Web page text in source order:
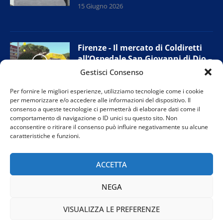
Gestisci Consenso
Per fornire le migliori esperienze, utilizziamo tecnologie come i cookie
per memorizzare e/o accedere alle informazioni del dispositivo. Il
consenso a queste tecnologie ci permetterà di elaborare dati come il
comportamento di navigazione o ID unici su questo sito. Non
acconsentire o ritirare il consenso può influire negativamente su alcune
caratteristiche e funzioni.
ACCETTA
NEGA
VISUALIZZA LE PREFERENZE
15 Giugno 2026
Firenze - Il mercato di Coldiretti
all’Ospedale San Giovanni di Dio –
Torregalli
Firenze - Cantieri tramvia: le
proposte di FdI a sostegno dei